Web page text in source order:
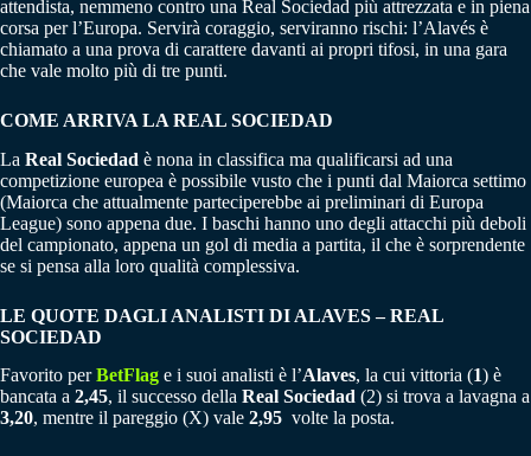
attendista, nemmeno contro una Real Sociedad più attrezzata e in piena
corsa per l’Europa. Servirà coraggio, serviranno rischi: l’Alavés è
chiamato a una prova di carattere davanti ai propri tifosi, in una gara
che vale molto più di tre punti.
COME ARRIVA LA REAL SOCIEDAD
La Real Sociedad è nona in classifica ma qualificarsi ad una
competizione europea è possibile vusto che i punti dal Maiorca settimo
(Maiorca che attualmente parteciperebbe ai preliminari di Europa
League) sono appena due. I baschi hanno uno degli attacchi più deboli
del campionato, appena un gol di media a partita, il che è sorprendente
se si pensa alla loro qualità complessiva.
LE QUOTE DAGLI ANALISTI DI ALAVES – REAL
SOCIEDAD
Favorito perBetFlag e i suoi analisti è l’Alaves, la cui vittoria (1) è
bancata a 2,45, il successo della Real Sociedad (2) si trova a lavagna a
3,20, mentre il pareggio (X) vale 2,95 volte la posta.